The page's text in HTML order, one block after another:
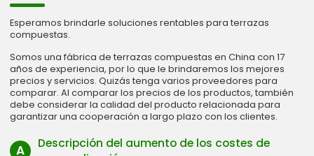
Esperamos brindarle soluciones rentables para terrazas
compuestas.
Somos una fábrica de terrazas compuestas en China con 17
años de experiencia, por lo que le brindaremos los mejores
precios y servicios. Quizás tenga varios proveedores para
comparar. Al comparar los precios de los productos, también
debe considerar la calidad del producto relacionada para
garantizar una cooperación a largo plazo con los clientes.
A
Descripción del aumento de los costes de